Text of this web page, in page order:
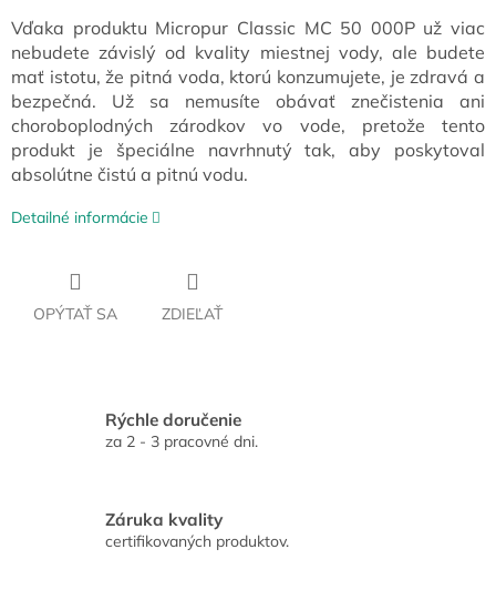
Vďaka produktu Micropur Classic MC 50 000P už viac
nebudete závislý od kvality miestnej vody, ale budete
mať istotu, že pitná voda, ktorú konzumujete, je zdravá a
bezpečná. Už sa nemusíte obávať znečistenia ani
choroboplodných zárodkov vo vode, pretože tento
produkt je špeciálne navrhnutý tak, aby poskytoval
absolútne čistú a pitnú vodu.
Detailné informácie
OPÝTAŤ SA ZDIEĽAŤ
Rýchle doručenie
za 2 - 3 pracovné dni.
Záruka kvality
certifikovaných produktov.